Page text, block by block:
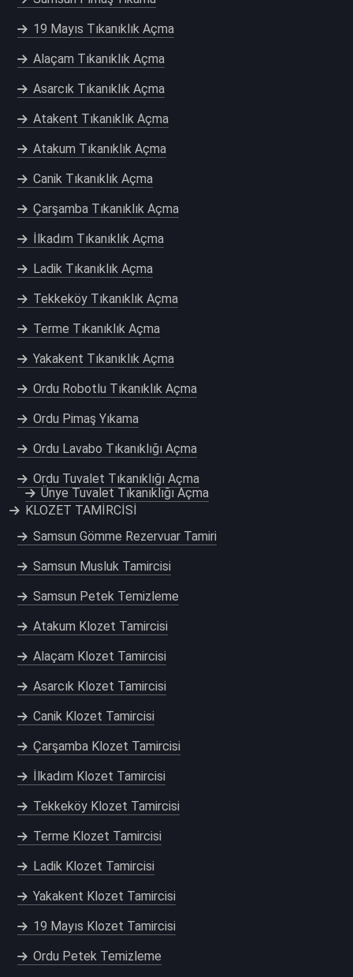
19 Mayıs Tıkanıklık Açma
Alaçam Tıkanıklık Açma
Asarcık Tıkanıklık Açma
Atakent Tıkanıklık Açma
Atakum Tıkanıklık Açma
Canik Tıkanıklık Açma
Çarşamba Tıkanıklık Açma
İlkadım Tıkanıklık Açma
Ladik Tıkanıklık Açma
Tekkeköy Tıkanıklık Açma
Terme Tıkanıklık Açma
Yakakent Tıkanıklık Açma
Ordu Robotlu Tıkanıklık Açma
Ordu Pimaş Yıkama
Ordu Lavabo Tıkanıklığı Açma
Ordu Tuvalet Tıkanıklığı Açma
Ünye Tuvalet Tıkanıklığı Açma
KLOZET TAMİRCİSİ
Samsun Gömme Rezervuar Tamiri
Samsun Musluk Tamircisi
Samsun Petek Temizleme
Atakum Klozet Tamircisi
Alaçam Klozet Tamircisi
Asarcık Klozet Tamircisi
Canik Klozet Tamircisi
Çarşamba Klozet Tamircisi
İlkadım Klozet Tamircisi
Tekkeköy Klozet Tamircisi
Terme Klozet Tamircisi
Ladik Klozet Tamircisi
Yakakent Klozet Tamircisi
19 Mayıs Klozet Tamircisi
Ordu Petek Temizleme